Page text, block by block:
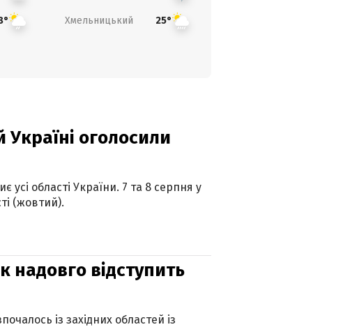
Хмельницький 25°
Україні оголосили
області України. 7 та 8 серпня у
(жовтий).
надовго відступить
із західних областей із